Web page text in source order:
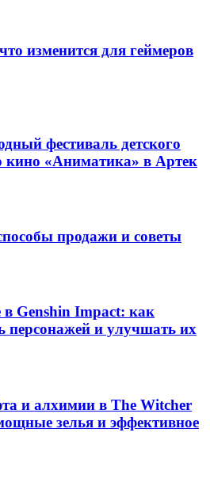
изменится для геймеров
фестиваль детского
кино «Аниматика» в Артек
продажи и советы
Genshin Impact: как
персонажей и улучшать их
и алхимии в The Witcher
зелья и эффективное